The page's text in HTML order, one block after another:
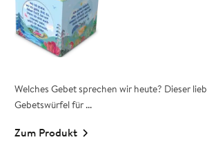
Welches Gebet sprechen wir heute? Dieser
Gebetswürfel für ...
Zum Produkt